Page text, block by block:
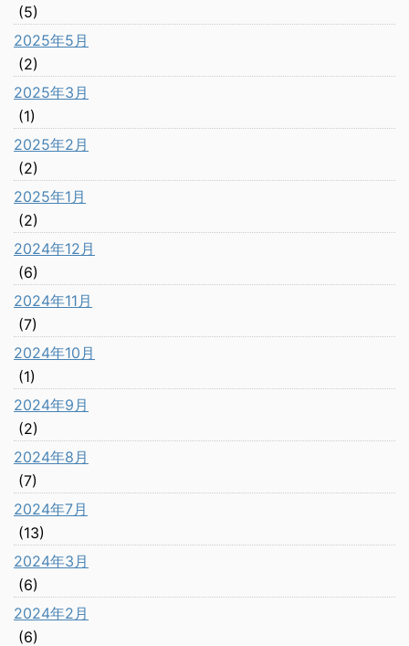
(5)
2025年5月
(2)
2025年3月
(1)
2025年2月
(2)
2025年1月
(2)
2024年12月
(6)
2024年11月
(7)
2024年10月
(1)
2024年9月
(2)
2024年8月
(7)
2024年7月
(13)
2024年3月
(6)
2024年2月
(6)